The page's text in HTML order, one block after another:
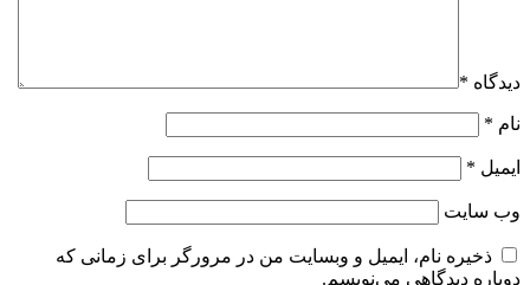
دیدگاه *
نام *
ایمیل *
وب‌ سایت
ذخیره نام، ایمیل و وبسایت من در مرورگر برای زمانی که
دوباره دیدگاهی می‌نویسم.